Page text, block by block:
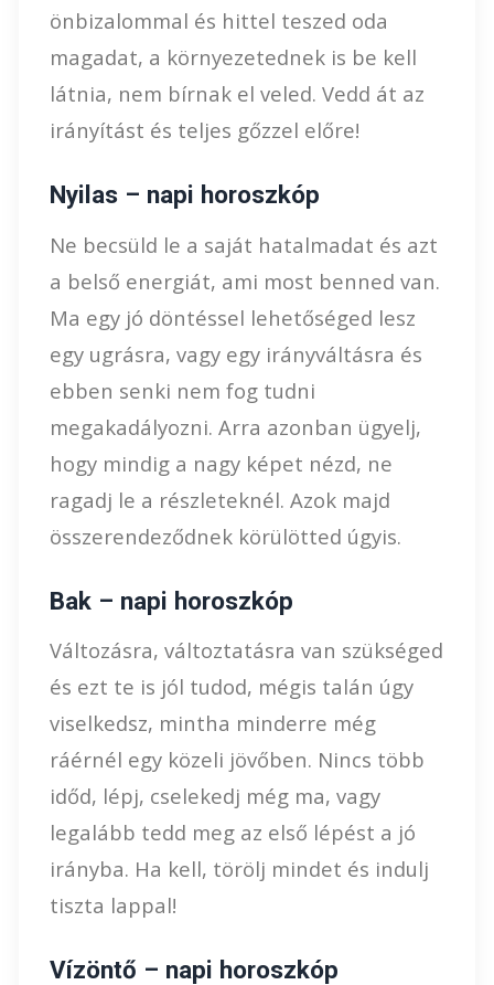
önbizalommal és hittel teszed oda
magadat, a környezetednek is be kell
látnia, nem bírnak el veled. Vedd át az
irányítást és teljes gőzzel előre!
Nyilas – napi horoszkóp
Ne becsüld le a saját hatalmadat és azt
a belső energiát, ami most benned van.
Ma egy jó döntéssel lehetőséged lesz
egy ugrásra, vagy egy irányváltásra és
ebben senki nem fog tudni
megakadályozni. Arra azonban ügyelj,
hogy mindig a nagy képet nézd, ne
ragadj le a részleteknél. Azok majd
összerendeződnek körülötted úgyis.
Bak – napi horoszkóp
Változásra, változtatásra van szükséged
és ezt te is jól tudod, mégis talán úgy
viselkedsz, mintha minderre még
ráérnél egy közeli jövőben. Nincs több
időd, lépj, cselekedj még ma, vagy
legalább tedd meg az első lépést a jó
irányba. Ha kell, törölj mindet és indulj
tiszta lappal!
Vízöntő – napi horoszkóp